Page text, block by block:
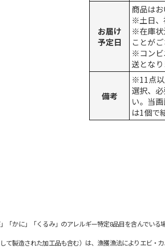
お届け
予定日
商品は
※土日、
※在庫状
ことが
※コンビ
送となり
備考
※11点以
選択、
い。当
は1個で
かに」「くるみ」のアレルギー特定8品目を含んでいる
製造された加工品も含む）は、漁獲漁法によりエビ・